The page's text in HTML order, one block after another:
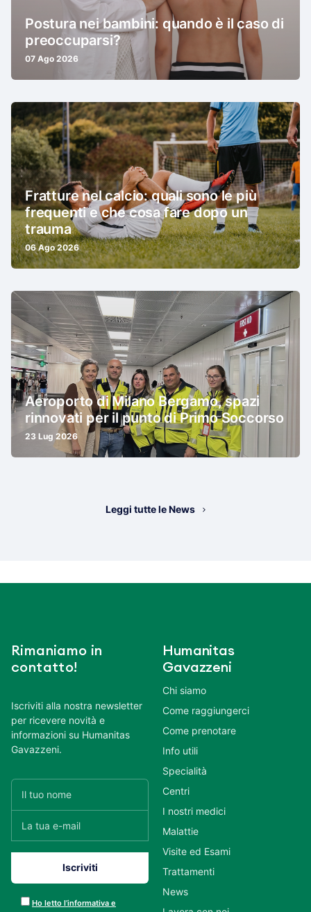
Postura nei bambini: quando è il caso di
preoccuparsi?
07 Ago 2026
Fratture nel calcio: quali sono le più
frequenti e che cosa fare dopo un
trauma
06 Ago 2026
Aeroporto di Milano Bergamo, spazi
rinnovati per il punto di Primo Soccorso
23 Lug 2026
Leggi tutte le News
Rimaniamo in
contatto!
Iscriviti alla nostra newsletter
per ricevere novità e
informazioni su Humanitas
Gavazzeni.
Ho letto l’informativa e
Humanitas
Gavazzeni
Chi siamo
Come raggiungerci
Come prenotare
Info utili
Specialità
Centri
I nostri medici
Malattie
Visite ed Esami
Trattamenti
News